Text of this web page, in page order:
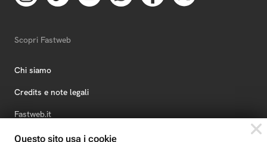
Scopri Fastweb
Chi siamo
Credits e note legali
Fastweb.it
Formazione